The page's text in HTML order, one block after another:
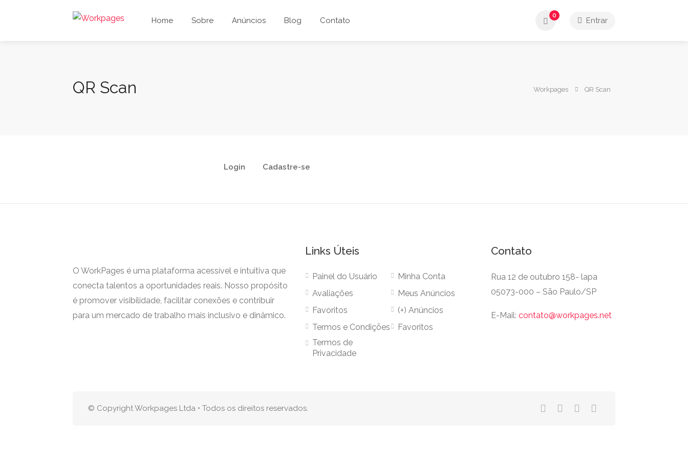
Home Sobre Anúncios Blog Contato
0
Entrar
QR Scan Workpages QR Scan
Login Cadastre-se
O WorkPages é uma plataforma acessível e intuitiva que
conecta talentos a oportunidades reais. Nosso propósito
é promover visibilidade, facilitar conexões e contribuir
para um mercado de trabalho mais inclusivo e dinâmico.
Links Úteis
Painel do Usuário
Avaliações
Favoritos
Termos e Condições
Termos de
Privacidade
Minha Conta
Meus Anúncios
(+) Anúncios
Favoritos
Contato
Rua 12 de outubro 158- lapa
05073-000 – São Paulo/SP
E-Mail:contato@workpages.net
© Copyright Workpages Ltda • Todos os direitos reservados.